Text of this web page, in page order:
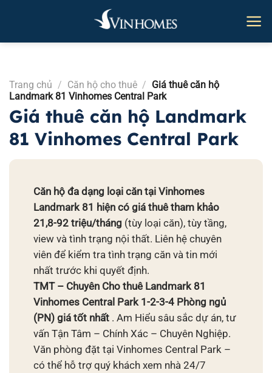
Trang chủ / Căn hộ cho thuê / Giá thuê căn hộ
Landmark 81 Vinhomes Central Park
Giá thuê căn hộ Landmark
81 Vinhomes Central Park
Căn hộ đa dạng loại căn tại Vinhomes
Landmark 81 hiện có giá thuê tham khảo
21,8-92 triệu/tháng (tùy loại căn), tùy tầng,
view và tình trạng nội thất. Liên hệ chuyên
viên để kiểm tra tình trạng căn và tin mới
nhất trước khi quyết định.
TMT – Chuyên Cho thuê Landmark 81
Vinhomes Central Park 1-2-3-4 Phòng ngủ
(PN) giá tốt nhất . Am Hiểu sâu sắc dự án, tư
vấn Tận Tâm – Chính Xác – Chuyên Nghiệp.
Văn phòng đặt tại Vinhomes Central Park –
có thể hỗ trợ quý khách xem nhà 24/7